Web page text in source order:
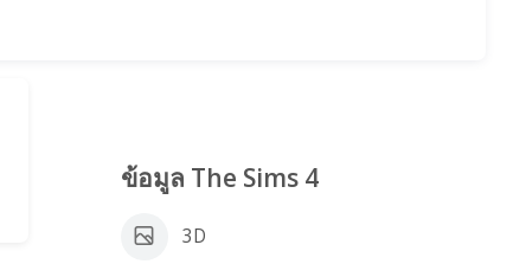
ข้อมูล The Sims 4
3D